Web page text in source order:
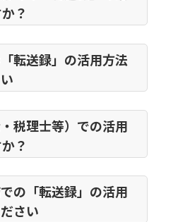
？
転送録」の活用方法
税理士等）での活用
？
の「転送録」の活用
さい